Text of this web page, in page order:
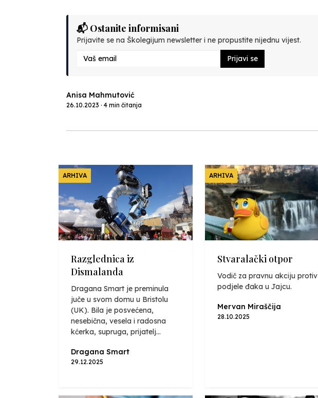
📬 Ostanite informisani
Prijavite se na Školegijum newsletter i ne propustite nijednu vijest.
Prijavi se
Anisa Mahmutović
26.10.2023 · 4 min čitanja
ARHIVA
Razglednica iz
Dismalanda
Dragana Smart je preminula
juče u svom domu u Bristolu
(UK). Bila je posvećena,
nesebična, vesela i radosna
kćerka, supruga, prijatelj...
Dragana Smart
29.12.2025
ARHIVA
Stvaralački otpor
Vodič za pravnu akciju protiv
podjele đaka u Jajcu.
Mervan Miraščija
28.10.2025